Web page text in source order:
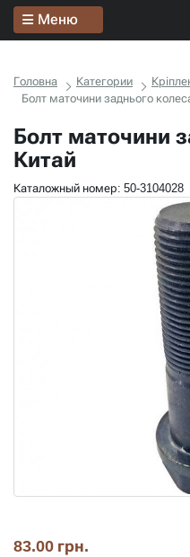
Меню
Головна Категории
Болт маточини заднього
Болт маточини
Китай
Каталожный номер: 50-3104028
83.00 грн.